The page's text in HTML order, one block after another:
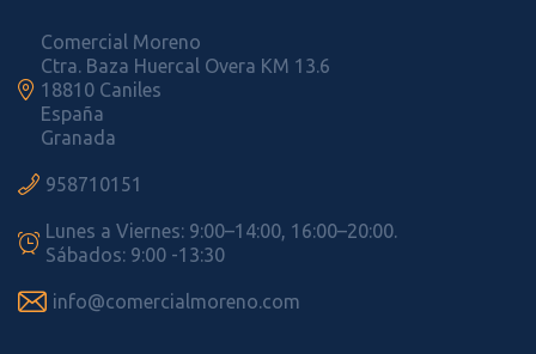

Comercial Moreno
Ctra. Baza Huercal Overa KM 13.6
18810 Caniles
España
Granada
 958710151

Lunes a Viernes: 9:00–14:00, 16:00–20:00.
Sábados: 9:00 -13:30
 info@comercialmoreno.com